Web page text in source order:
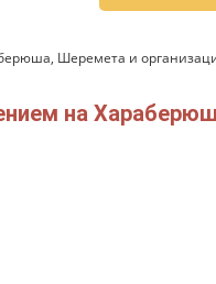
Шеремета и
на